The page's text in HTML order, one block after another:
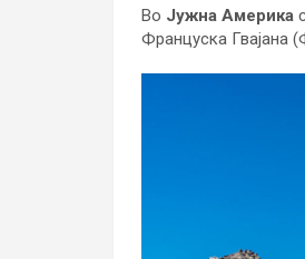
Во Јужна Америка
Француска Гвајана